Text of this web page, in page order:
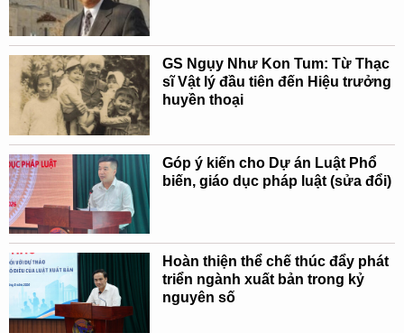
GS Ngụy Như Kon Tum: Từ Thạc
sĩ Vật lý đầu tiên đến Hiệu trưởng
huyền thoại
Góp ý kiến cho Dự án Luật Phổ
biến, giáo dục pháp luật (sửa đổi)
Hoàn thiện thể chế thúc đẩy phát
triển ngành xuất bản trong kỷ
nguyên số